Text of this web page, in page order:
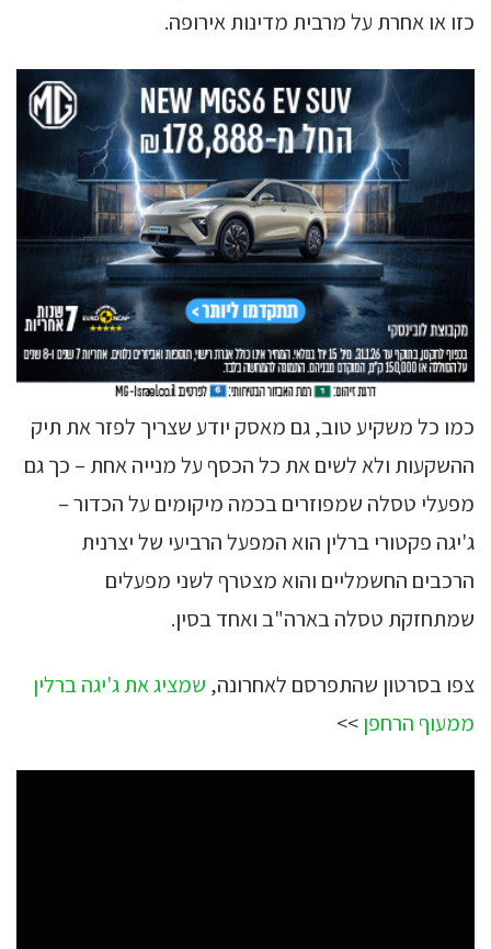
כזו או אחרת על מרבית מדינות אירופה.
כמו כל משקיע טוב, גם מאסק יודע שצריך לפזר את תיק
ההשקעות ולא לשים את כל הכסף על מנייה אחת – כך גם
מפעלי טסלה שמפוזרים בכמה מיקומים על הכדור –
ג'יגה פקטורי ברלין הוא המפעל הרביעי של יצרנית
הרכבים החשמליים והוא מצטרף לשני מפעלים
שמתחזקת טסלה בארה"ב ואחד בסין.
צפו בסרטון שהתפרסם לאחרונה, שמציג את ג'יגה ברלין
ממעוף הרחפן>>